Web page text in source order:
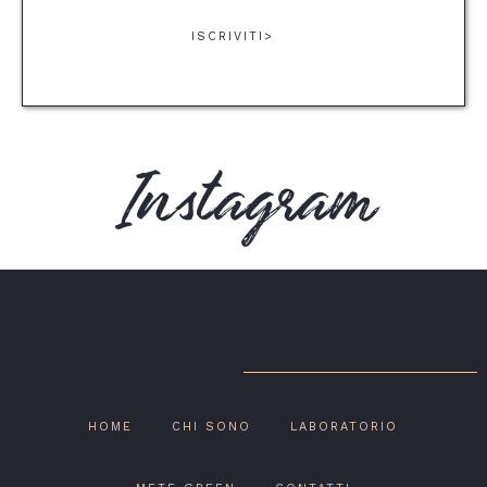
ISCRIVITI>
Instagram
HOME CHI SONO LABORATORIO